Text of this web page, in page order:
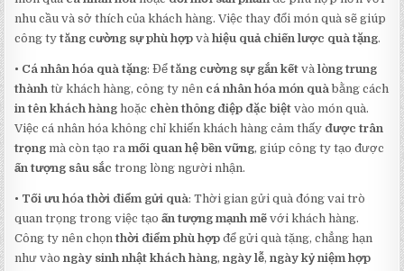
nhu cầu và sở thích của khách hàng. Việc thay đổi món quà sẽ giúp
công tytăng cường sự phù hợp vàhiệu quả chiến lược quà tặng.
• Cá nhân hóa quà tặng: Đểtăng cường sự gắn kết vàlòng trung
thành từ khách hàng, công ty nên cá nhân hóa món quàbằng cách
in tên khách hàng hoặc chèn thông điệp đặc biệt vào món quà.
Việc cá nhân hóa không chỉ khiến khách hàng cảm thấy được trân
trọng mà còn tạo ramối quan hệ bền vững, giúp công ty tạo được
ấn tượng sâu sắc trong lòng người nhận.
• Tối ưu hóa thời điểm gửi quà: Thời gian gửi quà đóng vai trò
quan trọng trong việc tạoấn tượng mạnh mẽ với khách hàng.
Công ty nên chọnthời điểm phù hợp để gửi quà tặng, chẳng hạn
như vàongày sinh nhật khách hàng,ngày lễ,ngày kỷ niệm hợp